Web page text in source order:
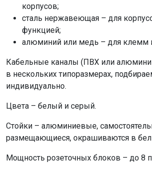
корпусов;
сталь нержавеющая – для
функцией;
алюминий или медь – для клемм
Кабельные каналы (ПВХ или
в нескольких типоразмерах,
индивидуально.
Цвета – белый и серый.
Стойки – алюминиевые,
размещающиеся, окрашиваются в
Мощность розеточных блоков – до 8